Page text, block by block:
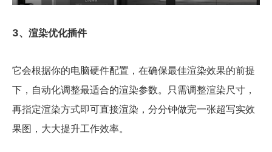
3、渲染优化插件
它会根据你的电脑硬件配置，在确保最佳渲染效果的前提
下，自动化调整最适合的渲染参数。只需调整渲染尺寸，
再指定渲染方式即可直接渲染，分分钟做完一张超写实效
果图，大大提升工作效率。